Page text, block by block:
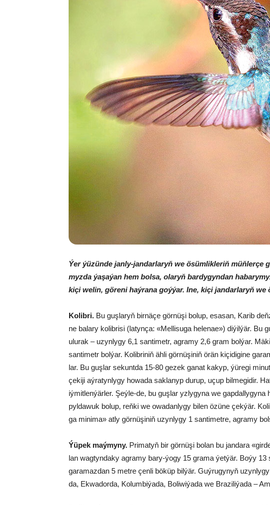
Ýer ýü­zün­de jan­ly-jan­dar­la­ryň we ösüm­lik­le­riň
myz­da ýa­şa­ýan hem bol­sa, ola­ryň bar­dy­gyn­dan
ki­çi we­lin, gö­re­ni haý­ra­na goý­ýar. Ine, ki­çi jan­dar­la­ryň we
Ko­lib­ri. Bu guş­la­ryň bir­nä­çe gör­nü­şi bo­lup, esa­san, Ka­rib
ne ba­la­ry ko­lib­ri­si (la­tyn­ça: «Mel­li­su­ga he­le­nae») di­ýil­ýär. Bu
ulu­rak – uzyn­ly­gy 6,1 san­ti­metr, ag­ra­my 2,6 gram bol­ýar.
san­ti­metr bol­ýar. Ko­lib­riniň äh­li gör­nüşiniň örän ki­çi­di­gi­ne
lar. Bu guş­lar se­kunt­da 15-80 ge­zek ga­nat kakyp, ýü­re­gi
çe­ki­ji aý­ra­tyn­ly­gy ho­wa­da sak­la­nyp du­rup, uçup bil­me­gi­dir.
iý­mit­len­ýär­ler. Şeý­le-de, bu guş­lar yz­ly­gy­na we
pyl­da­wuk bo­lup, reň­ki we owa­dan­ly­gy bi­len özü­ne çek­ýär.
ga mi­ni­ma» at­ly gör­nü­şi­niň uzyn­ly­gy 1 san­ti­met­re, ag­ra­my
Ýü­pek maý­my­ny. Pri­ma­tyň bir gör­nü­şi bo­lan bu jan­da­ra
lan wag­tyn­da­ky ag­ra­my ba­ry-ýo­gy 15 grama ýetýär. Bo­ýy
ga­ra­maz­dan 5 met­re çen­li bö­küp bil­ýär. Guý­ru­gy­nyň
da, Ek­wa­dor­da, Ko­lum­bi­ýa­da, Bo­li­wi­ýa­da we Bra­zi­li­ýa­da –